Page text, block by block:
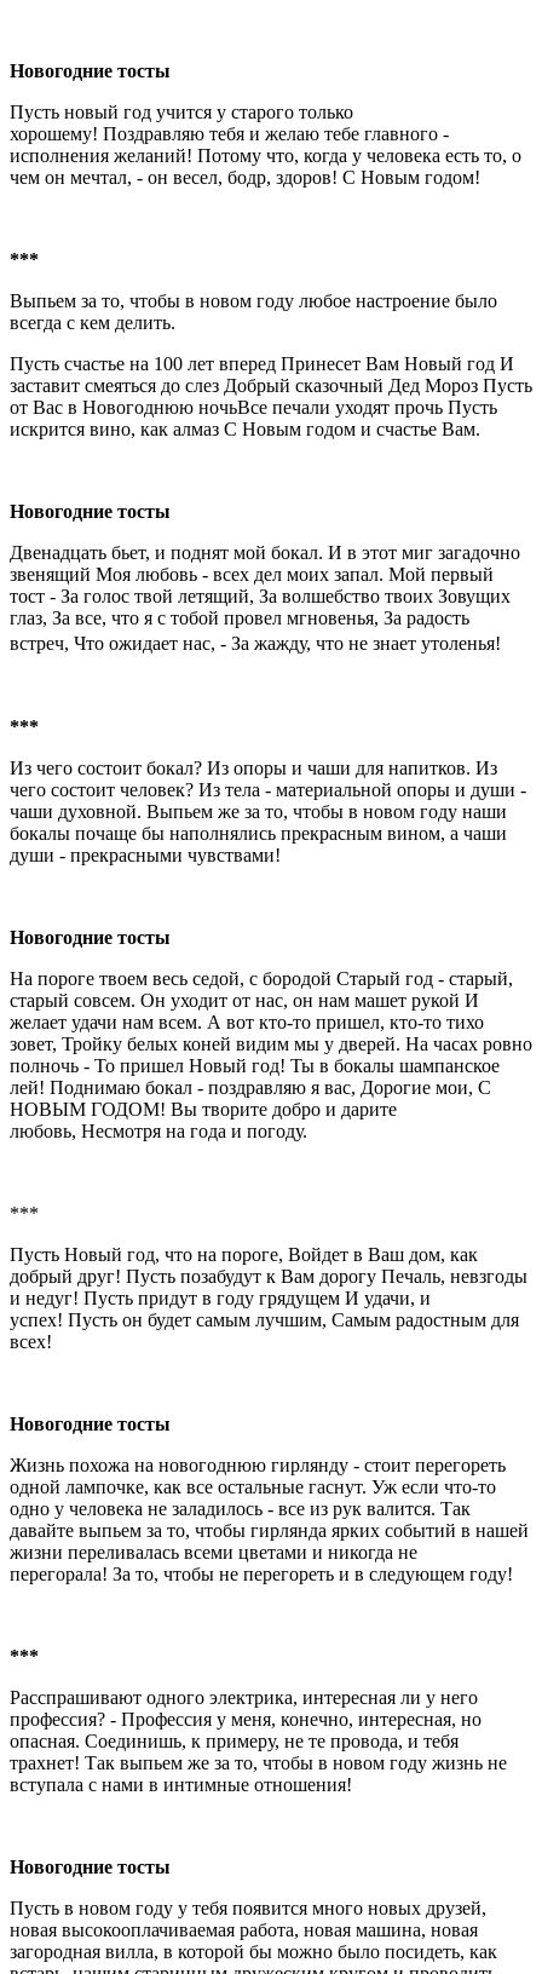
Новогодние тосты
Пусть новый год учится у старого только
хорошему! Поздравляю тебя и желаю тебе главного -
исполнения желаний! Потому что, когда у человека есть то, о
чем он мечтал, - он весел, бодр, здоров! С Новым годом!
***
Выпьем за то, чтобы в новом году любое настроение было
всегда с кем делить.
Пусть счастье на 100 лет вперед Принесет Вам Hовый год И
заставит смеяться до слез Добрый сказочный Дед Мороз Пусть
от Вас в Hовогоднюю ночьВсе печали уходят прочь Пусть
искрится вино, как алмаз С Hовым годом и счастье Вам.
Новогодние тосты
Двенадцать бьет, и поднят мой бокал. И в этот миг загадочно
звенящий Моя любовь - всех дел моих запал. Мой первый
тост - За голос твой летящий, За волшебство твоих Зовущих
глаз, За все, что я с тобой провел мгновенья, За радость
встреч, Что ожидает нас, - За жажду, что не знает утоленья!
***
Из чего состоит бокал? Из опоры и чаши для напитков. Из
чего состоит человек? Из тела - материальной опоры и души -
чаши духовной. Выпьем же за то, чтобы в новом году наши
бокалы почаще бы наполнялись прекрасным вином, а чаши
души - прекрасными чувствами!
Новогодние тосты
Hа пороге твоем веcь седой, с бородой Старый год - старый,
старый совсем. Он уходит от нас, он нам машет рукой И
желает удачи нам всем. А вот кто-то пришел, кто-то тихо
зовет, Тройку белых коней видим мы у дверей. Hа часах ровно
полночь - То пришел Hовый год! Ты в бокалы шампанское
лей! Поднимаю бокал - поздравляю я вас, Дорогие мои, С
HОВЫМ ГОДОМ! Вы творите добро и дарите
любовь, Hесмотря на года и погоду.
***
Пусть Новый год, что на пороге, Войдет в Ваш дом, как
добрый друг! Пусть позабудут к Вам дорогу Печаль, невзгоды
и недуг! Пусть придут в году грядущем И удачи, и
успех! Пусть он будет самым лучшим, Самым радостным для
всех!
Новогодние тосты
Жизнь похожа на новогоднюю гирлянду - стоит перегореть
одной лампочке, как все остальные гаснут. Уж если что-то
одно у человека не заладилось - все из рук валится. Так
давайте выпьем за то, чтобы гирлянда ярких событий в нашей
жизни переливалась всеми цветами и никогда не
перегорала! За то, чтобы не перегореть и в следующем году!
***
Расспрашивают одного электрика, интересная ли у него
профессия? - Профессия у меня, конечно, интересная, но
опасная. Соединишь, к примеру, не те провода, и тебя
трахнет! Так выпьем же за то, чтобы в новом году жизнь не
вступала с нами в интимные отношения!
Новогодние тосты
Пусть в новом году у тебя появится много новых друзей,
новая высокооплачиваемая работа, новая машина, новая
загородная вилла, в которой бы можно было посидеть, как